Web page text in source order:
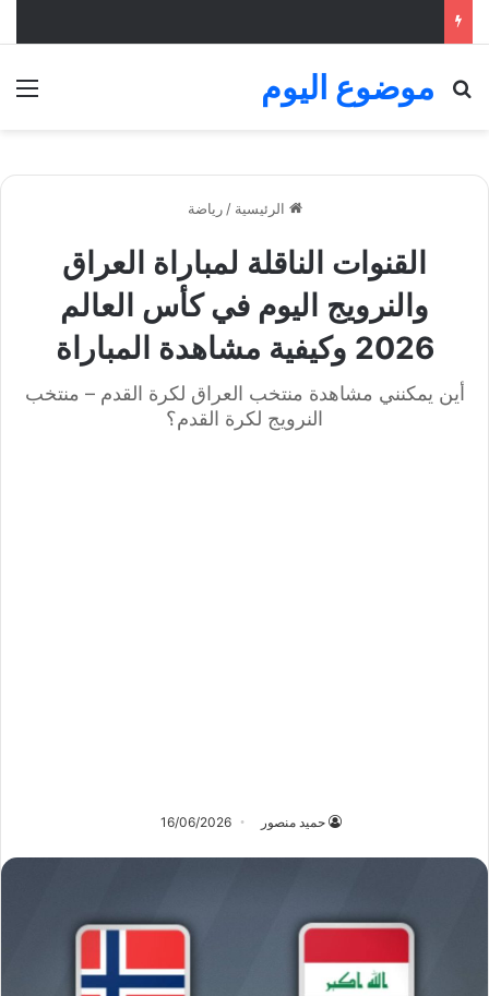
موضوع اليوم
بحث عن
الرئيسية / رياضة
القنوات الناقلة لمباراة العراق
والنرويج اليوم في كأس العالم
2026 وكيفية مشاهدة المباراة
أين يمكنني مشاهدة ‎منتخب العراق لكرة القدم – منتخب
النرويج لكرة القدم؟
حميد منصور 16/06/2026